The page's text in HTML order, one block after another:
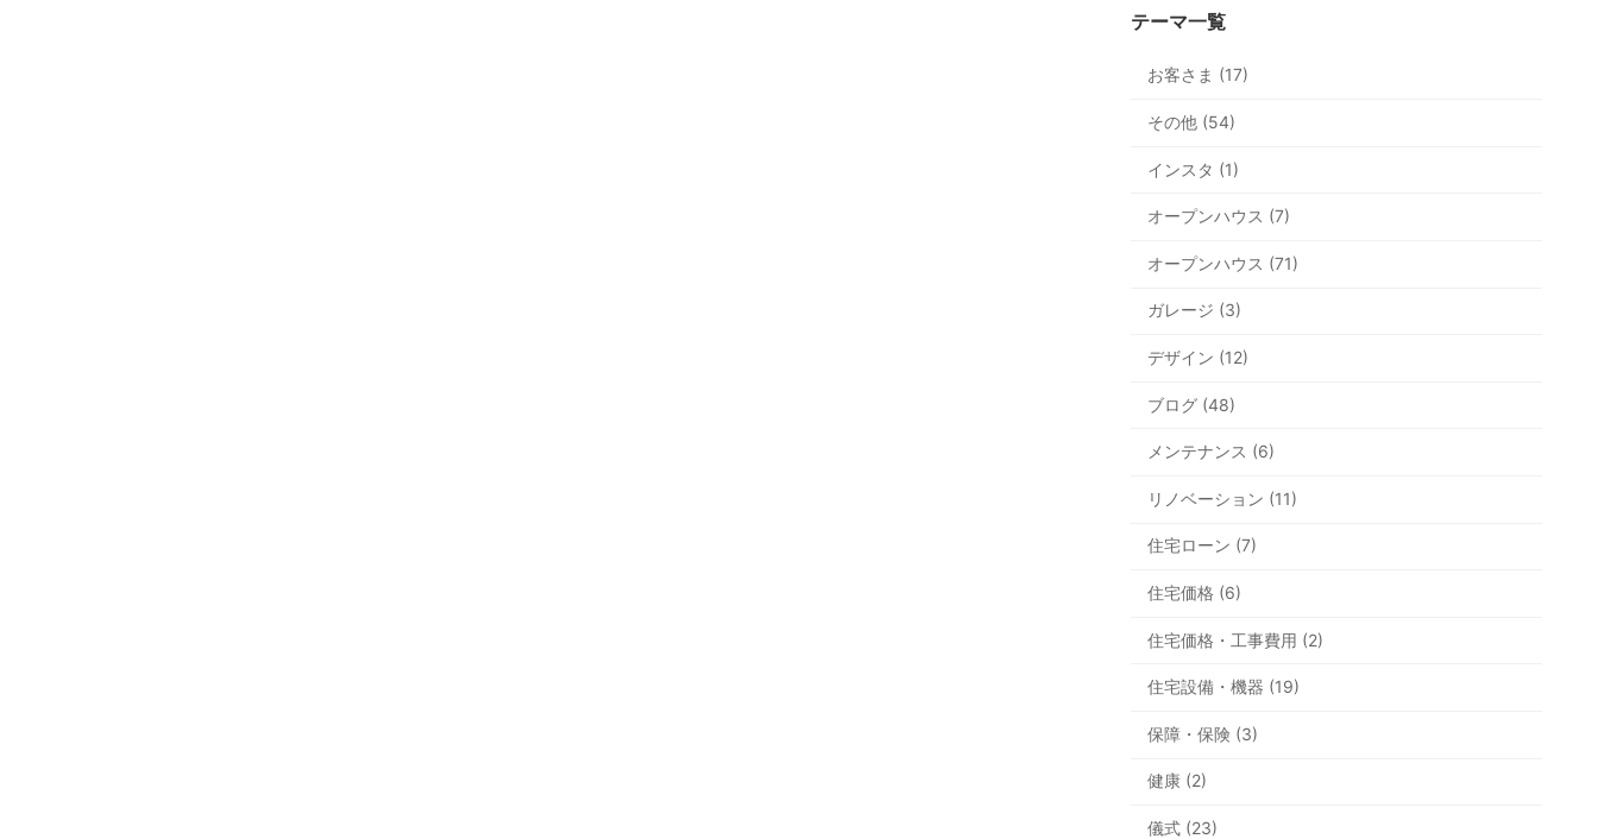
テーマ一覧
お客さま (17)
その他 (54)
インスタ (1)
オープンハウス (7)
オープンハウス (71)
ガレージ (3)
デザイン (12)
ブログ (48)
メンテナンス (6)
リノベーション (11)
住宅ローン (7)
住宅価格 (6)
住宅価格・工事費用 (2)
住宅設備・機器 (19)
保障・保険 (3)
健康 (2)
儀式 (23)